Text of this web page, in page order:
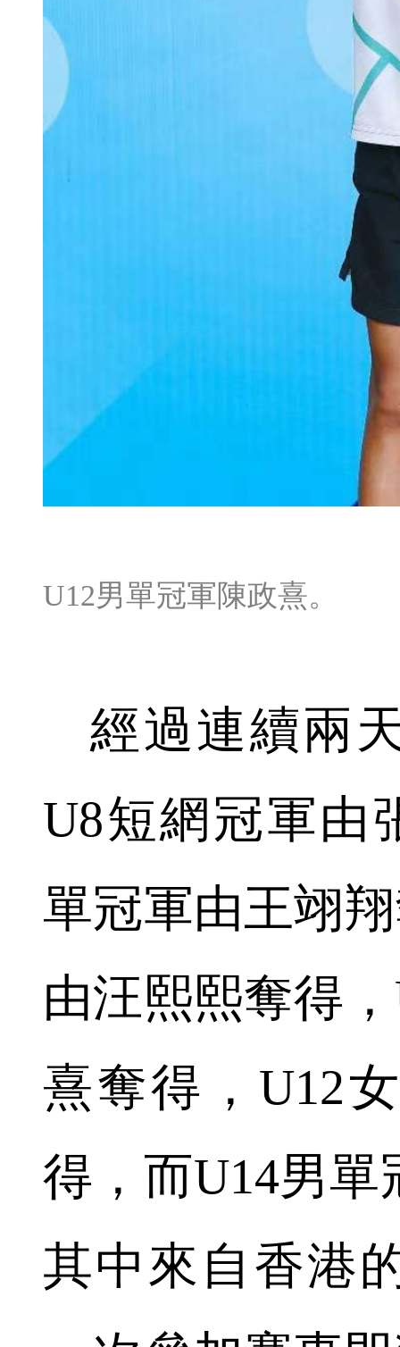
U12男單冠軍陳政熹。
經過連續兩
U8短網冠軍由
單冠軍由王翊
由汪熙熙奪得
熹奪得，U12
得，而U14男
其中來自香港